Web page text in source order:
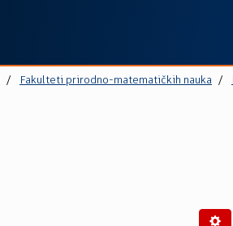
Fakulteti prirodno-matematičkih nauka